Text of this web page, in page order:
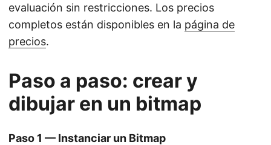
evaluación sin restricciones. Los precios
completos están disponibles en la página de
precios.
Paso a paso: crear y
dibujar en un bitmap
Paso 1 — Instanciar un Bitmap